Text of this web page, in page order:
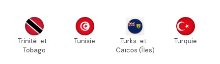
Trinité-et-
Tobago
Tunisie
Turks-et-
Caïcos (Îles)
Turquie